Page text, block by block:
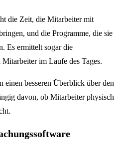
die Zeit, die Mitarbeiter mit
und die Programme, die sie
Es ermittelt sogar die
im Laufe des Tages.
einen besseren Überblick über den
davon, ob Mitarbeiter physisch